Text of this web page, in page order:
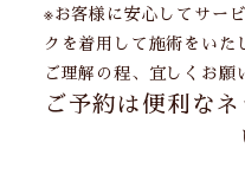
※お客様に安心してサー
クを着用して施術をいた
ご理解の程、宜しくお願
ご予約は便利な